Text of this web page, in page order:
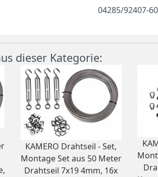
04285/92407-60
dieser Kategorie:
KAMERO Drahtseil - Set,
Montage Set aus 50 Meter
Drahtseil 7x19 4mm, 16x